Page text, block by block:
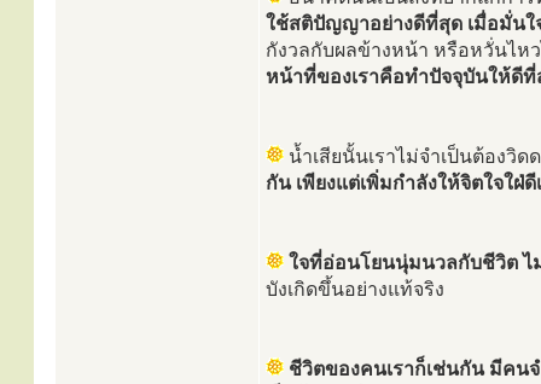
ใช้สติปัญญาอย่างดีที่สุด เมื่อมั่นใ
กังวลกับผลข้างหน้า หรือหวั่นไห
หน้าที่ของเราคือทำปัจจุบันให้ดีที่
น้ำเสียนั้นเราไม่จำเป็นต้องวิ
กัน เพียงแต่เพิ่มกำลังให้จิตใจใฝ่
ใจที่อ่อนโยนนุ่มนวลกับชีวิต
บังเกิดขึ้นอย่างแท้จริง
ชีวิตของคนเราก็เช่นกัน มีคน